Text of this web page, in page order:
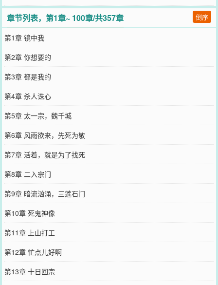
章节列表，第1章~ 100章/共357章 倒序
第1章 镜中我
第2章 你想要的
第3章 都是我的
第4章 杀人诛心
第5章 太一宗，魏千城
第6章 风雨欲来，先死为敬
第7章 活着，就是为了找死
第8章 二入宗门
第9章 暗流汹涌，三莲石门
第10章 死鬼神像
第11章 上山打工
第12章 忙点儿好啊
第13章 十日回宗